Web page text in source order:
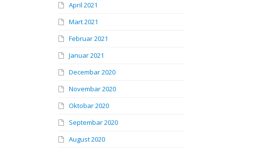
April 2021
Mart 2021
Februar 2021
Januar 2021
Decembar 2020
Novembar 2020
Oktobar 2020
Septembar 2020
August 2020